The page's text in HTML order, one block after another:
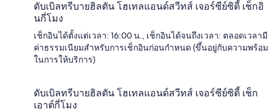
ดับเบิลทรีบายฮิลตัน โฮเทลแอนด์สวีทส์ เจอร์ซีย์ซิตี้ เช็กอิ
นกี่โมง
เช็กอินได้ตั้งแต่เวลา: 16:00 น., เช็กอินได้จนถึงเวลา: ตลอดเวลามี
ค่าธรรมเนียมสำหรับการเช็กอินก่อนกำหนด (ขึ้นอยู่กับความพร้อม
ในการให้บริการ)
ดับเบิลทรีบายฮิลตัน โฮเทลแอนด์สวีทส์ เจอร์ซีย์ซิตี้ เช็ก
เอาต์กี่โมง